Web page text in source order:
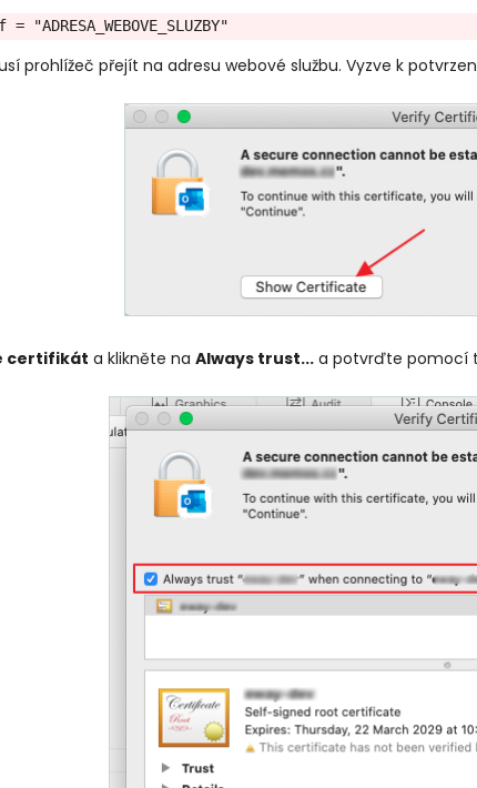
prohlížeč přejít na adresu webové službu. Vyzve k
certifikát a klikněte na Always trust...a potvrďte pomocí